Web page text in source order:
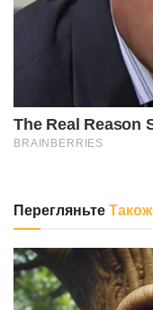
ПерегляньтеТакож